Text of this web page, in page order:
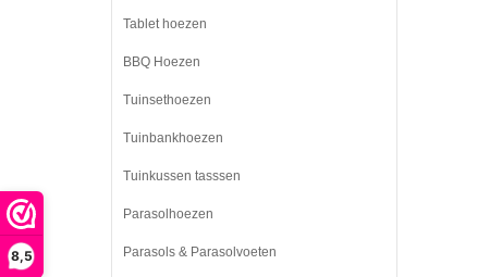
8,5
Tablet hoezen
BBQ Hoezen
Tuinsethoezen
Tuinbankhoezen
Tuinkussen tasssen
Parasolhoezen
Parasols & Parasolvoeten